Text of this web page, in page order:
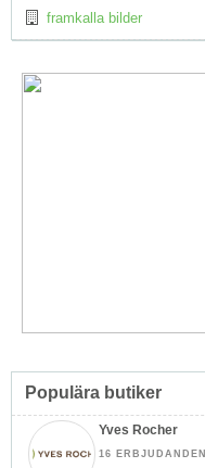
framkalla bilder
Populära butiker
Yves Rocher
16 ERBJUDANDEN